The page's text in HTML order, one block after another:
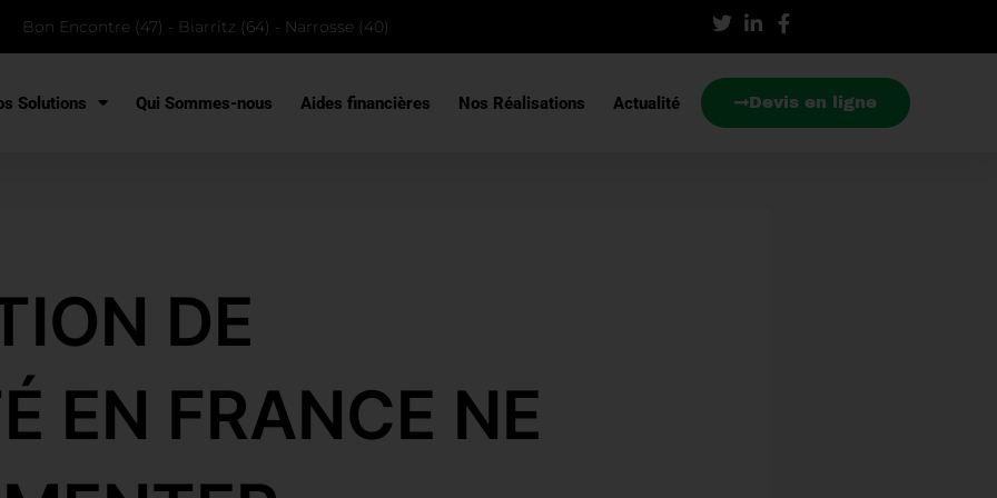
Bon Encontre (47) - Biarritz (64) - Narrosse (40)
Solutions Qui Sommes-nous Aides financières Nos Réalisations Actualité Devis en ligne
DE
EN FRANCE NE